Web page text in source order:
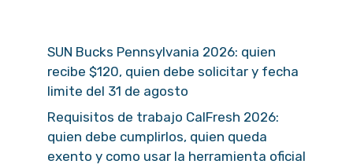
SUN Bucks Pennsylvania 2026: quien
recibe $120, quien debe solicitar y fecha
limite del 31 de agosto
Requisitos de trabajo CalFresh 2026:
quien debe cumplirlos, quien queda
exento y como usar la herramienta oficial